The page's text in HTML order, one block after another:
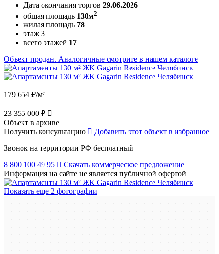
Дата окончания торгов 29.06.2026
общая площадь 130м2
жилая площадь 78
этаж 3
всего этажей 17
Объект продан. Аналогичные смотрите в нашем каталоге
179 654 ₽/м²
23 355 000 ₽
Объект в архиве
Получить консультацию
Добавить этот объект в избранное
Звонок на территории РФ бесплатный
8 800 100 49 95
Скачать коммерческое предложение
Информация на сайте не является публичной офертой
Показать еще 2 фотографии